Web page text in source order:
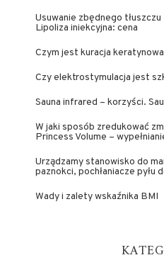
Usuwanie zbędnego
Lipoliza iniekcyjna: cena
Czym jest kuracja
Czy elektrostymulacja jest
Sauna infrared – korzyści.
W jaki sposób zredukować
Princess Volume –
Urządzamy stanowisko do
paznokci, pochłaniacze pyłu
Wady i zalety wskaźnika BMI